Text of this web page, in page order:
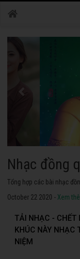
Nhạc phật
Tuyển tập các bài nhạc
October 22 2020 - Xem
TẢI NHẠC - CHẾT
KHÚC NÀY NHẠC
NIỆM